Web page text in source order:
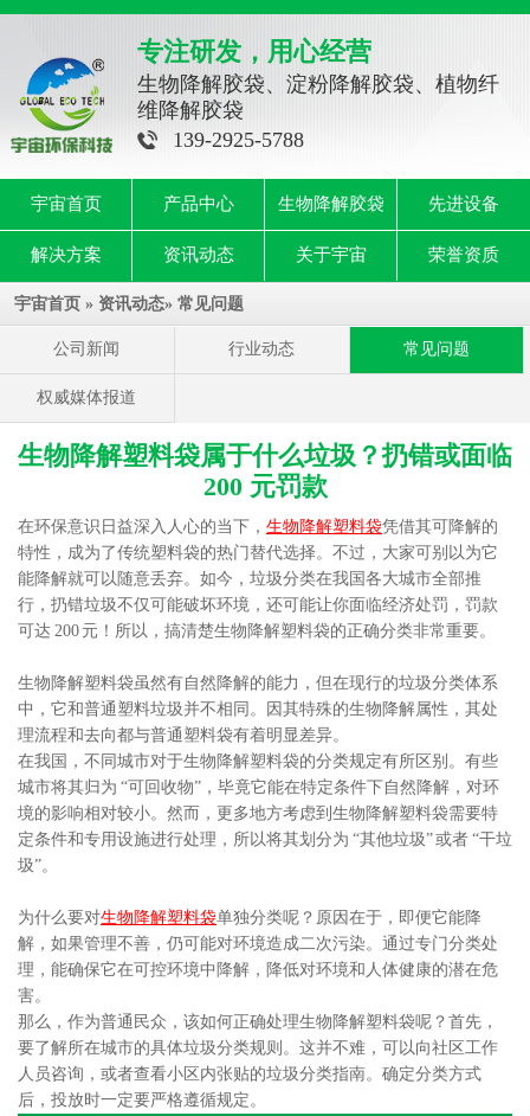
专注研发，用心经营
生物降解胶袋、淀粉降解胶袋、植物纤
维降解胶袋
139-2925-5788
宇宙首页 产品中心 生物降解胶袋 先进设备
解决方案 资讯动态 关于宇宙 荣誉资质
宇宙首页 » 资讯动态» 常见问题
公司新闻 行业动态 常见问题
权威媒体报道
生物降解塑料袋属于什么垃圾？扔错或面临
200 元罚款
在环保意识日益深入人心的当下， 生物降解塑料袋凭借其可降解的
特性，成为了传统塑料袋的热门替代选择。不过，大家可别以为它
能降解就可以随意丢弃。如今，垃圾分类在我国各大城市全部推
行，扔错垃圾不仅可能破坏环境，还可能让你面临经济处罚，罚款
可达 200 元！所以，搞清楚生物降解塑料袋的正确分类非常重要。
生物降解塑料袋虽然有自然降解的能力，但在现行的垃圾分类体系
中，它和普通塑料垃圾并不相同。因其特殊的生物降解属性，其处
理流程和去向都与普通塑料袋有着明显差异。
在我国，不同城市对于生物降解塑料袋的分类规定有所区别。有些
城市将其归为 “可回收物”，毕竟它能在特定条件下自然降解，对环
境的影响相对较小。然而，更多地方考虑到生物降解塑料袋需要特
定条件和专用设施进行处理，所以将其划分为 “其他垃圾” 或者 “干垃
圾”。
为什么要对生物降解塑料袋单独分类呢？原因在于，即便它能降
解，如果管理不善，仍可能对环境造成二次污染。通过专门分类处
理，能确保它在可控环境中降解，降低对环境和人体健康的潜在危
害。
那么，作为普通民众，该如何正确处理生物降解塑料袋呢？首先，
要了解所在城市的具体垃圾分类规则。这并不难，可以向社区工作
人员咨询，或者查看小区内张贴的垃圾分类指南。确定分类方式
后，投放时一定要严格遵循规定。